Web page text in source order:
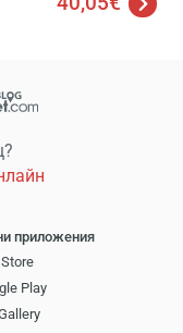
приложения
Play